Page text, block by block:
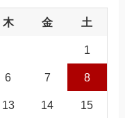
木 金 土
1
6 7 8
13 14 15